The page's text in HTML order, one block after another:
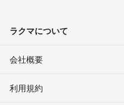
ラクマについて
会社概要
利用規約